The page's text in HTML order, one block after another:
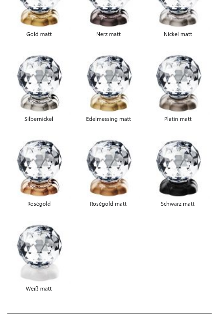
Gold matt Nerz matt Nickel matt
Silbernickel Edelmessing matt Platin matt
Roségold Roségold matt Schwarz matt
Weiß matt